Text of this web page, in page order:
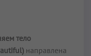
тело
направлена